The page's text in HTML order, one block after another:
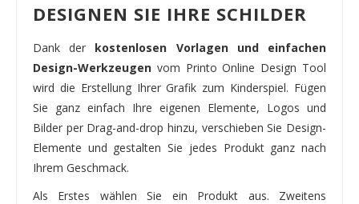
DESIGNEN SIE IHRE SCHILDER
Dank der kostenlosen Vorlagen und einfachen
Design-Werkzeugen vom Printo Online Design Tool
wird die Erstellung Ihrer Grafik zum Kinderspiel. Fügen
Sie ganz einfach Ihre eigenen Elemente, Logos und
Bilder per Drag-and-drop hinzu, verschieben Sie Design-
Elemente und gestalten Sie jedes Produkt ganz nach
Ihrem Geschmack.
Als Erstes wählen Sie ein Produkt aus. Zweitens